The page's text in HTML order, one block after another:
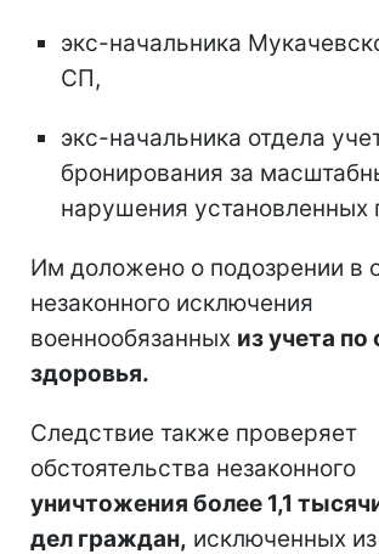
экс-начальника
СП,
экс-начальника отдела
бронирования за
нарушения установленных
Им доложено о подозрении в
незаконного исключения
военнообязанных из учета
здоровья.
Следствие также проверяет
обстоятельства незаконного
уничтожения более 1,1
дел граждан, исключенных